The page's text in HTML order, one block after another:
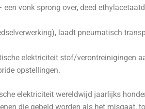
vonk sprong over, deed
laadt pneumatisch
elektriciteit stof/verontreinigingen
opstellingen.
elektriciteit wereldwijd jaarlijks
die gebeld worden als het misgaat,